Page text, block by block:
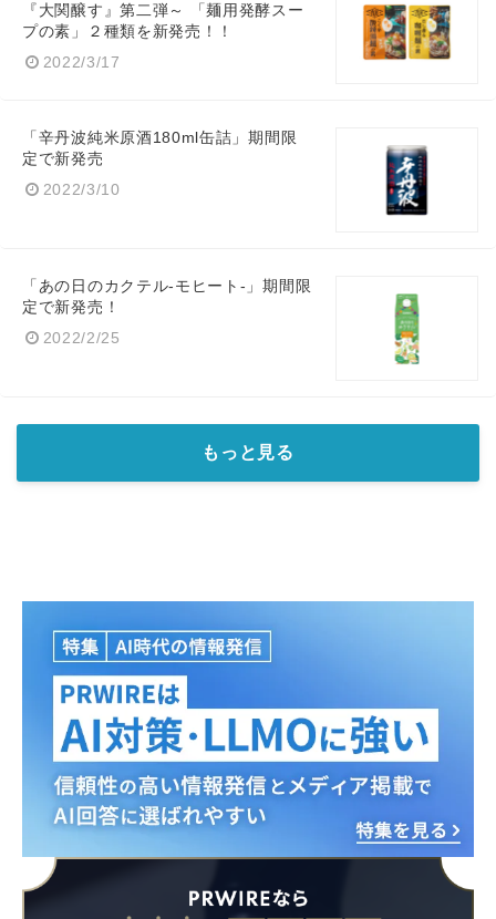
『大関醸す』第二弾～ 「麺用発酵スー
プの素」２種類を新発売！！
2022/3/17
「辛丹波純米原酒180ml缶詰」期間限
定で新発売
2022/3/10
「あの日のカクテル-モヒート-」期間限
定で新発売！
2022/2/25
もっと見る